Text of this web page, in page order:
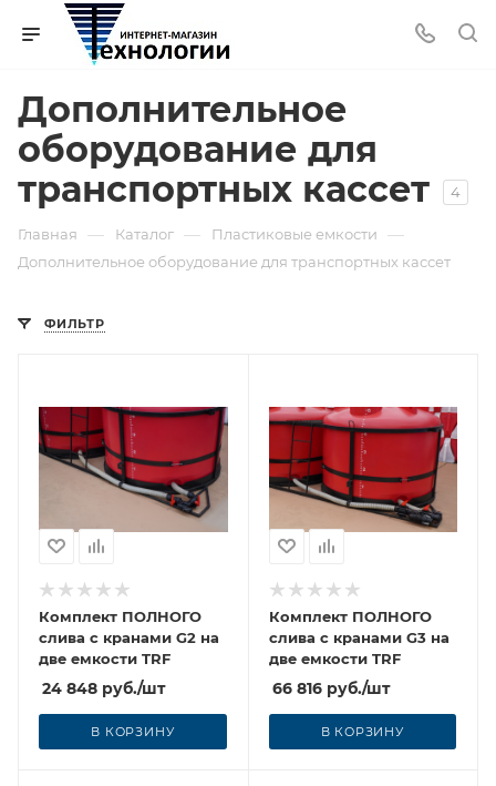
Дополнительное
оборудование для
транспортных кассет
4
Главная — Каталог — Пластиковые емкости —
Дополнительное оборудование для транспортных кассет
ФИЛЬТР
Комплект ПОЛНОГО
слива с кранами G2 на
две емкости TRF
24 848 руб./шт
В КОРЗИНУ
Комплект ПОЛНОГО
слива с кранами G3 на
две емкости TRF
66 816руб./шт
В КОРЗИНУ